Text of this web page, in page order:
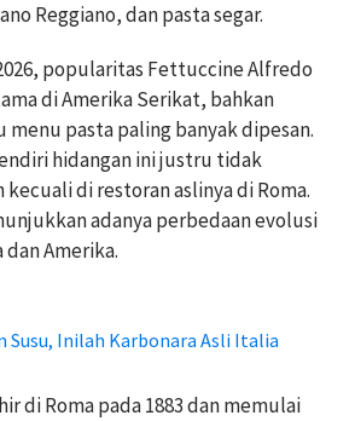
Reggiano, dan pasta segar.
popularitas Fettuccine Alfredo
di Amerika Serikat, bahkan
menu pasta paling banyak dipesan.
hidangan ini justru tidak
di restoran aslinya di Roma.
adanya perbedaan evolusi
Amerika.
Susu, Inilah Karbonara Asli Italia
di Roma pada 1883 dan memulai